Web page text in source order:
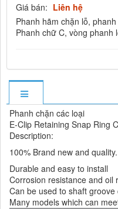
Giá bán: Liên hệ
Phanh hãm chặn lỗ,
​Phanh chữ C, vòng phanh
Phanh chặn các loại
E-Clip Retaining Snap Ring
Description:
100% Brand new and quality.
Durable and easy to install
Corrosion resistance and oil
Can be used to shaft groove
Many models which can